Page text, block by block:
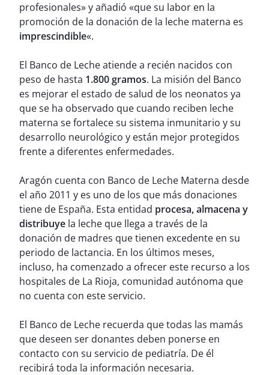
profesionales» y añadió «que su labor en la
promoción de la donación de la leche materna es
imprescindible«.
El Banco de Leche atiende a recién nacidos con
peso de hasta 1.800 gramos. La misión del Banco
es mejorar el estado de salud de los neonatos ya
que se ha observado que cuando reciben leche
materna se fortalece su sistema inmunitario y su
desarrollo neurológico y están mejor protegidos
frente a diferentes enfermedades.
Aragón cuenta con Banco de Leche Materna desde
el año 2011 y es uno de los que más donaciones
tiene de España. Esta entidad procesa, almacena y
distribuye la leche que llega a través de la
donación de madres que tienen excedente en su
periodo de lactancia. En los últimos meses,
incluso, ha comenzado a ofrecer este recurso a los
hospitales de La Rioja, comunidad autónoma que
no cuenta con este servicio.
El Banco de Leche recuerda que todas las mamás
que deseen ser donantes deben ponerse en
contacto con su servicio de pediatría. De él
recibirá toda la información necesaria.